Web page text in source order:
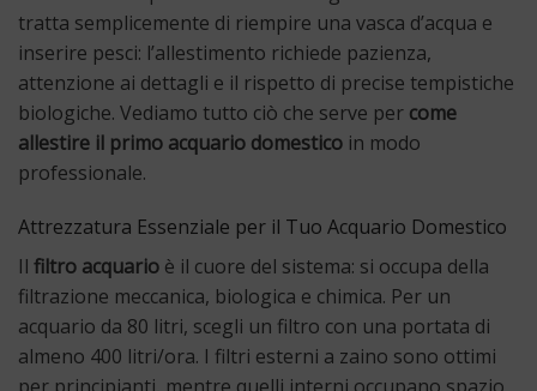
tratta semplicemente di riempire una vasca d’acqua e
inserire pesci: l’allestimento richiede pazienza,
attenzione ai dettagli e il rispetto di precise tempistiche
biologiche. Vediamo tutto ciò che serve per come
allestire il primo acquario domestico in modo
professionale.
Attrezzatura Essenziale per il Tuo Acquario Domestico
Il filtro acquario è il cuore del sistema: si occupa della
filtrazione meccanica, biologica e chimica. Per un
acquario da 80 litri, scegli un filtro con una portata di
almeno 400 litri/ora. I filtri esterni a zaino sono ottimi